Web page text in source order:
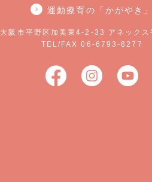
運動療育の「かがやき」
大阪市平野区加美東4-2-33 アネックス
TEL/FAX 06-6793-8277